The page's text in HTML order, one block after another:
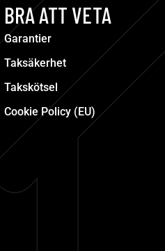
BRA ATT VETA
Garantier
Taksäkerhet
Takskötsel
Cookie Policy (EU)